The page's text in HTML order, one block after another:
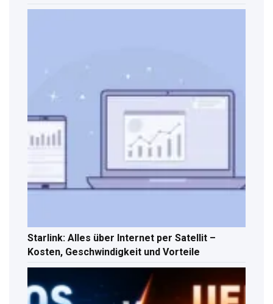
Starlink: Alles über Internet per Satellit –
Kosten, Geschwindigkeit und Vorteile